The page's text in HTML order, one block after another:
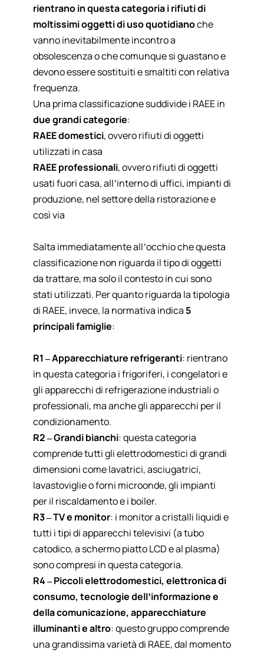
rientrano in questa categoria i rifiuti di
moltissimi oggetti di uso quotidianoche
vanno inevitabilmente incontro a
obsolescenza o che comunque si guastano e
devono essere sostituiti e smaltiti con relativa
frequenza.
Una prima classificazione suddivide i RAEE in
due grandi categorie:
RAEE domestici, ovvero rifiuti di oggetti
utilizzati in casa
RAEE professionali, ovvero rifiuti di oggetti
usati fuori casa, all’interno di uffici, impianti di
produzione, nel settore della ristorazione e
così via
Salta immediatamente all’occhio che questa
classificazione non riguarda il tipo di oggetti
da trattare, ma solo il contesto in cui sono
stati utilizzati. Per quanto riguarda la tipologia
di RAEE, invece, la normativa indica 5
principali famiglie:
R1 – Apparecchiature refrigeranti: rientrano
in questa categoria i frigoriferi, i congelatori e
gli apparecchi di refrigerazione industriali o
professionali, ma anche gli apparecchi per il
condizionamento.
R2 – Grandi bianchi: questa categoria
comprende tutti gli elettrodomestici di grandi
dimensioni come lavatrici, asciugatrici,
lavastoviglie o forni microonde, gli impianti
per il riscaldamento e i boiler.
R3 – TV e monitor: i monitor a cristalli liquidi e
tutti i tipi di apparecchi televisivi (a tubo
catodico, a schermo piatto LCD e al plasma)
sono compresi in questa categoria.
R4 – Piccoli elettrodomestici, elettronica di
consumo, tecnologie dell’informazione e
della comunicazione, apparecchiature
illuminanti e altro: questo gruppo comprende
una grandissima varietà di RAEE, dal momento